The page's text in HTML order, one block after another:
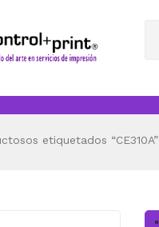
etiquetados “CE310A”